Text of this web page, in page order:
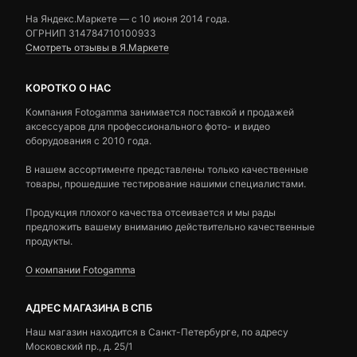
На Яндекс.Маркете — c 10 июня 2014 года.
ОГРНИП 314784710100933
Смотреть отзывы в Я.Маркете
КОРОТКО О НАС
Компания Fotogamma занимается поставкой и продажей
аксессуаров для профессионального фото- и видео
оборудования с 2010 года.
В нашем ассортименте представлены только качественные
товары, прошедшие тестирование нашими специалистами.
Продукция плохого качества отсеивается и мы рады
предложить вашему вниманию действительно качественные
продукты.
О компании Fotogamma
АДРЕС МАГАЗИНА В СПБ
Наш магазин находится в Санкт-Петербурге, по адресу
Московский пр., д. 25/1